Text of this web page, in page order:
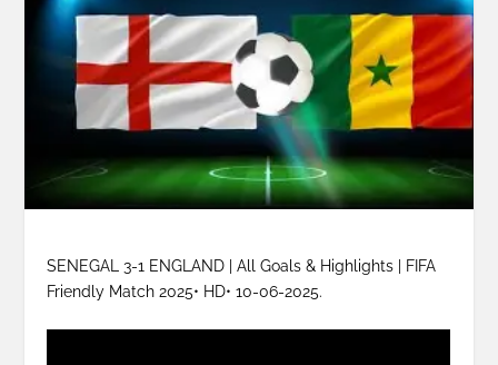
SENEGAL 3-1 ENGLAND | All Goals & Highlights | FIFA
Friendly Match 2025• HD• 10-06-2025.